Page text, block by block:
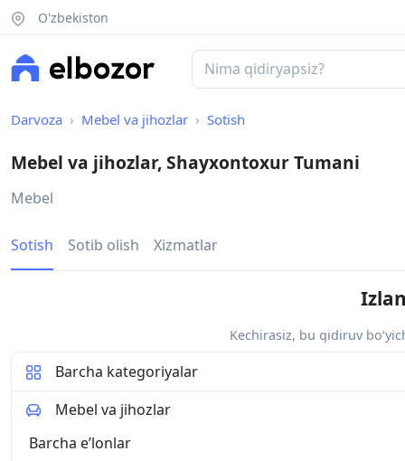
O'zbekiston
Darvoza Mebel va jihozlar Sotish
Mebel va jihozlar, Shayxontoxur Tumani
Mebel
Sotish Sotib olish Xizmatlar
Kechirasiz, bu qidiruv
Barcha kategoriyalar
Mebel va jihozlar
Barcha eʼlonlar